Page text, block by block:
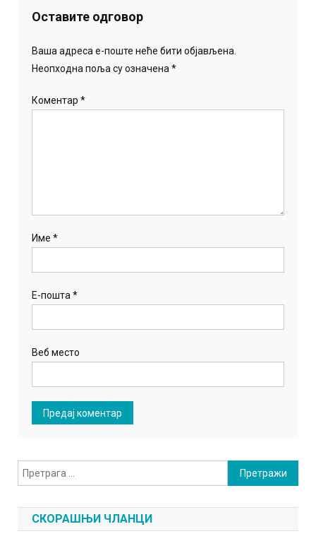
Оставите одговор
Ваша адреса е-поште неће бити објављена.
Неопходна поља су означена*
Коментар*
Име*
Е-пошта*
Веб место
Претрага
за:
СКОРАШЊИ ЧЛАНЦИ